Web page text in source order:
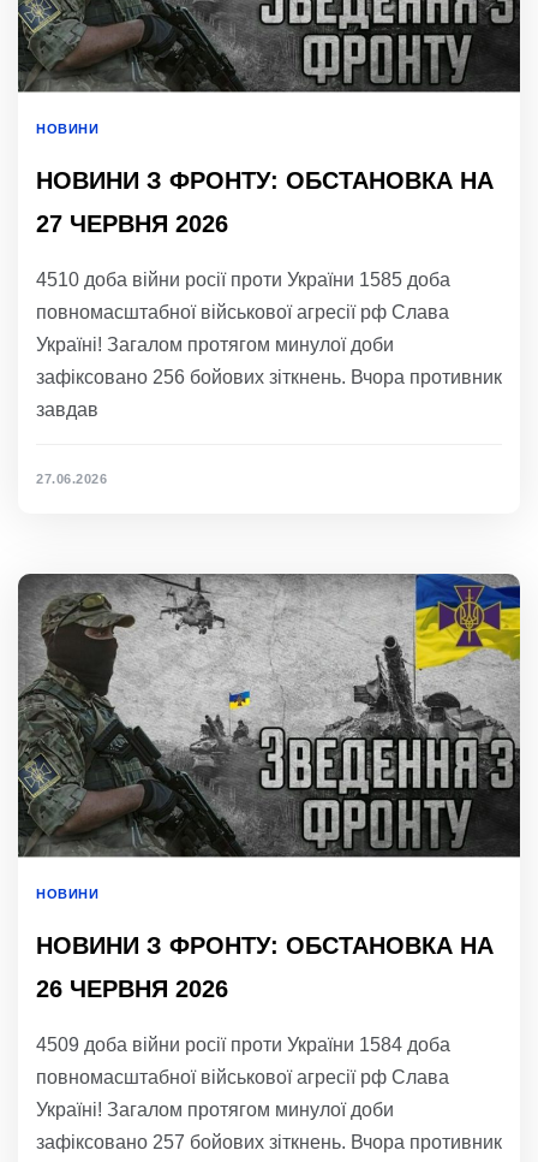
НОВИНИ
НОВИНИ З ФРОНТУ: ОБСТАНОВКА НА
27 ЧЕРВНЯ 2026
4510 доба війни росії проти України 1585 доба
повномасштабної військової агресії рф Слава
Україні! Загалом протягом минулої доби
зафіксовано 256 бойових зіткнень. Вчора противник
завдав
27.06.2026
НОВИНИ
НОВИНИ З ФРОНТУ: ОБСТАНОВКА НА
26 ЧЕРВНЯ 2026
4509 доба війни росії проти України 1584 доба
повномасштабної військової агресії рф Слава
Україні! Загалом протягом минулої доби
зафіксовано 257 бойових зіткнень. Вчора противник